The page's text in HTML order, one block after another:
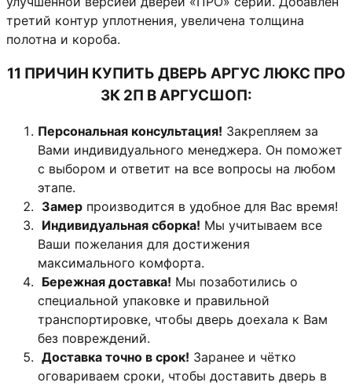
третий контур уплотнения, увеличена толщина
полотна и короба.
11 ПРИЧИН КУПИТЬ ДВЕРЬ АРГУС ЛЮКС ПРО
3К 2П В АРГУСШОП:
Персональная консультация! Закрепляем за
Вами индивидуального менеджера. Он поможет
с выбором и ответит на все вопросы на любом
этапе.
Замер производится в удобное для Вас время!
Индивидуальная сборка! Мы учитываем все
Ваши пожелания для достижения
максимального комфорта.
Бережная доставка! Мы позаботились о
специальной упаковке и правильной
транспортировке, чтобы дверь доехала к Вам
без повреждений.
Доставка точно в срок! Заранее и чётко
оговариваем сроки, чтобы доставить дверь в